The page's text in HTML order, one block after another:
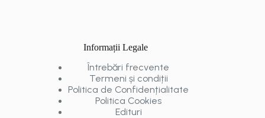
Informații Legale
Întrebări frecvente
Termeni și condiții
Politica de Confidențialitate
Politica Cookies
Edituri